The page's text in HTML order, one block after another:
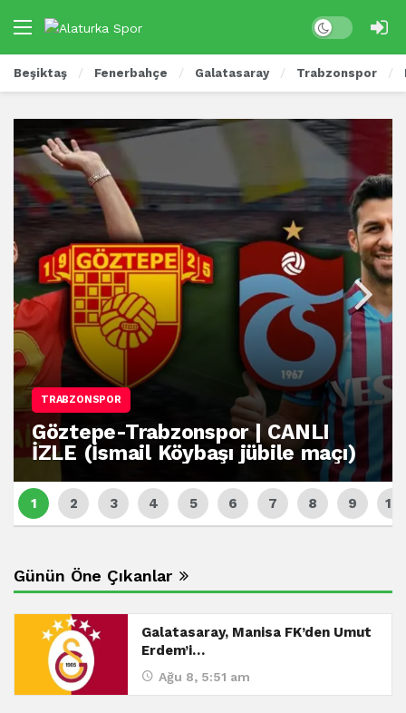
Beşiktaş Fenerbahçe Galatasaray Trabzonspor
TRABZONSPOR
Göztepe-Trabzonspor | CANLI
İZLE (İsmail Köybaşı jübile maçı)
Günün Öne Çıkanlar
Galatasaray, Manisa FK’den Umut
Erdem’i…
Ağu 8, 5:51 am